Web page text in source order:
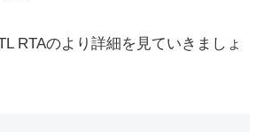
RTAのより詳細を見ていきましょ